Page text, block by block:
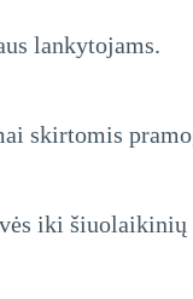
lankytojams.
skirtomis
iki